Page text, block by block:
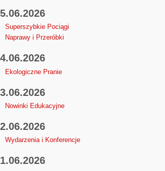
Superszybkie Pociągi
Naprawy i Przeróbki
Ekologiczne Pranie
Nowinki Edukacyjne
Wydarzenia i Konferencje